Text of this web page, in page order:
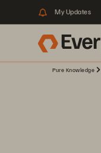
My Updates
Pure Knowledge